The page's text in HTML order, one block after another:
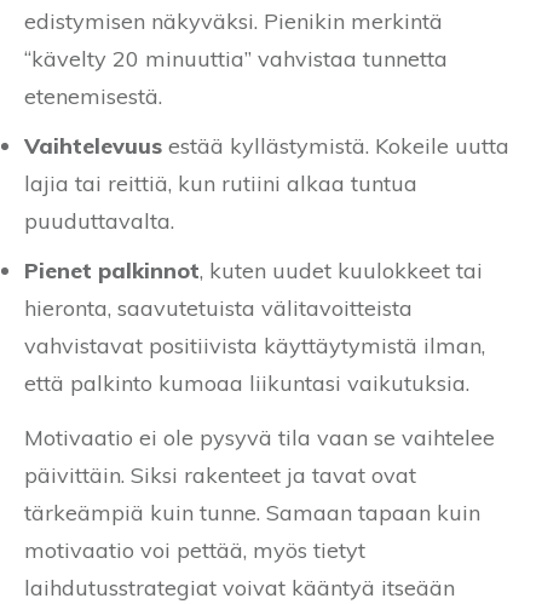
edistymisen näkyväksi. Pienikin merkintä
“kävelty 20 minuuttia” vahvistaa tunnetta
etenemisestä.
Vaihtelevuus estää kyllästymistä. Kokeile uutta
lajia tai reittiä, kun rutiini alkaa tuntua
puuduttavalta.
Pienet palkinnot, kuten uudet kuulokkeet tai
hieronta, saavutetuista välitavoitteista
vahvistavat positiivista käyttäytymistä ilman,
että palkinto kumoaa liikuntasi vaikutuksia.
Motivaatio ei ole pysyvä tila vaan se vaihtelee
päivittäin. Siksi rakenteet ja tavat ovat
tärkeämpiä kuin tunne. Samaan tapaan kuin
motivaatio voi pettää, myös tietyt
laihdutusstrategiat voivat kääntyä itseään